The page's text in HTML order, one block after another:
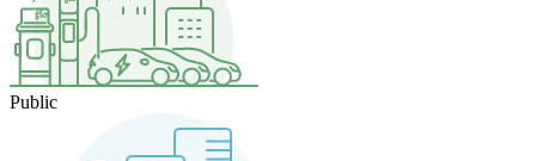
Public